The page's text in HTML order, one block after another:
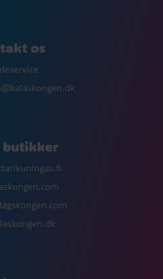
os
butikker